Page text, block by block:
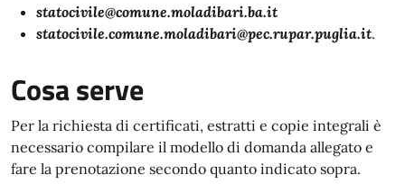
statocivile@comune.moladibari.ba.it
statocivile.comune.moladibari@pec.rupar.puglia.it.
Cosa serve
Per la richiesta di certificati, estratti e copie integrali è
necessario compilare il modello di domanda allegato e
fare la prenotazione secondo quanto indicato sopra.